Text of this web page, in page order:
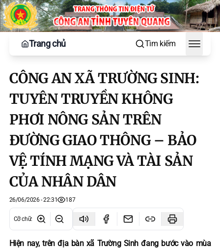
Trang chủ Tìm kiếm
Toggle
CÔNG AN XÃ TRƯỜNG SINH:
TUYÊN TRUYỀN KHÔNG
PHƠI NÔNG SẢN TRÊN
ĐƯỜNG GIAO THÔNG – BẢO
VỆ TÍNH MẠNG VÀ TÀI SẢN
CỦA NHÂN DÂN
26/06/2026 - 22:31 187
Cỡ chữ:
Hiện nay, trên địa bàn xã Trường Sinh đang bước vào mùa